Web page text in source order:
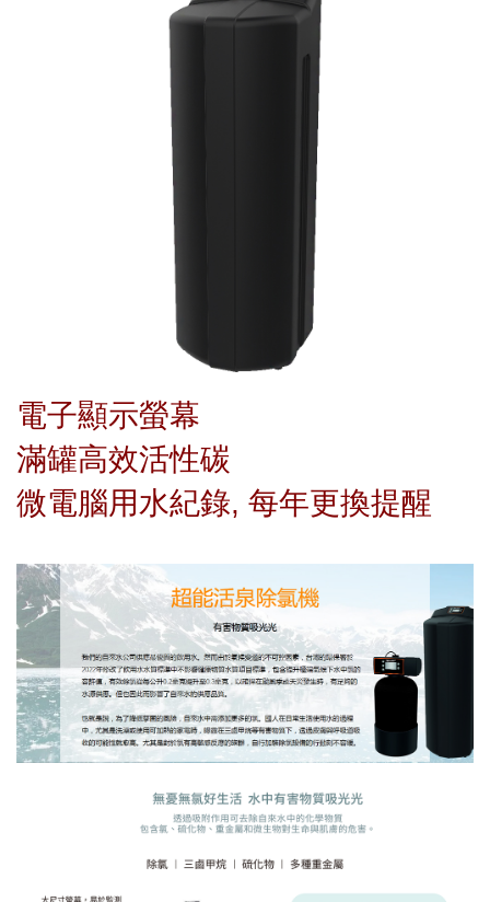
電子顯示螢幕
滿罐高效活性碳
微電腦用水紀錄, 每年更換提醒